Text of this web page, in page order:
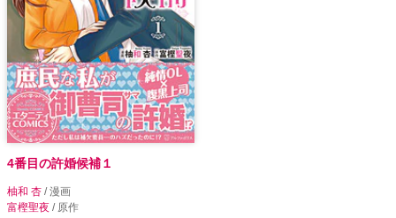
4番目の許婚候補１
柚和 杏 / 漫画
富樫聖夜 / 原作